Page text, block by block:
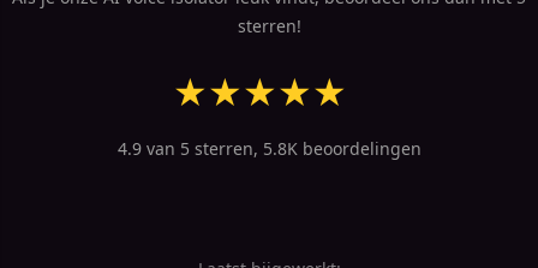
sterren!
★★★★★
4.9 van 5 sterren, 5.8K beoordelingen